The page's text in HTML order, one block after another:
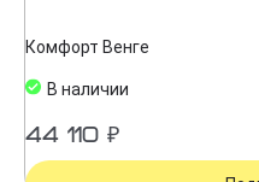
Комфорт Венге
В наличии
44 110 ₽